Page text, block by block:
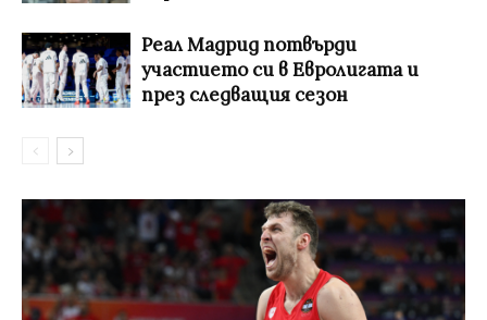
Реал Мадрид потвърди
участието си в Евролигата и
през следващия сезон